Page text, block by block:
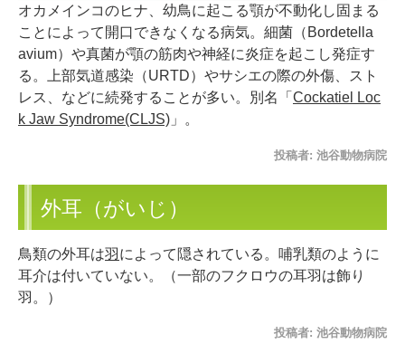
オカメインコのヒナ、幼鳥に起こる顎が不動化し固まる
ことによって開口できなくなる病気。細菌（Bordetella
avium）や真菌が顎の筋肉や神経に炎症を起こし発症す
る。上部気道感染（URTD）やサシエの際の外傷、スト
レス、などに続発することが多い。別名「 Cockatiel Loc
k Jaw Syndrome(CLJS) 」。
投稿者: 池谷動物病院
外耳（がいじ）
鳥類の外耳は羽 によって隠されている。哺乳類のように
耳介は付いていない。（一部のフクロウの耳羽は飾り
羽。）
投稿者: 池谷動物病院